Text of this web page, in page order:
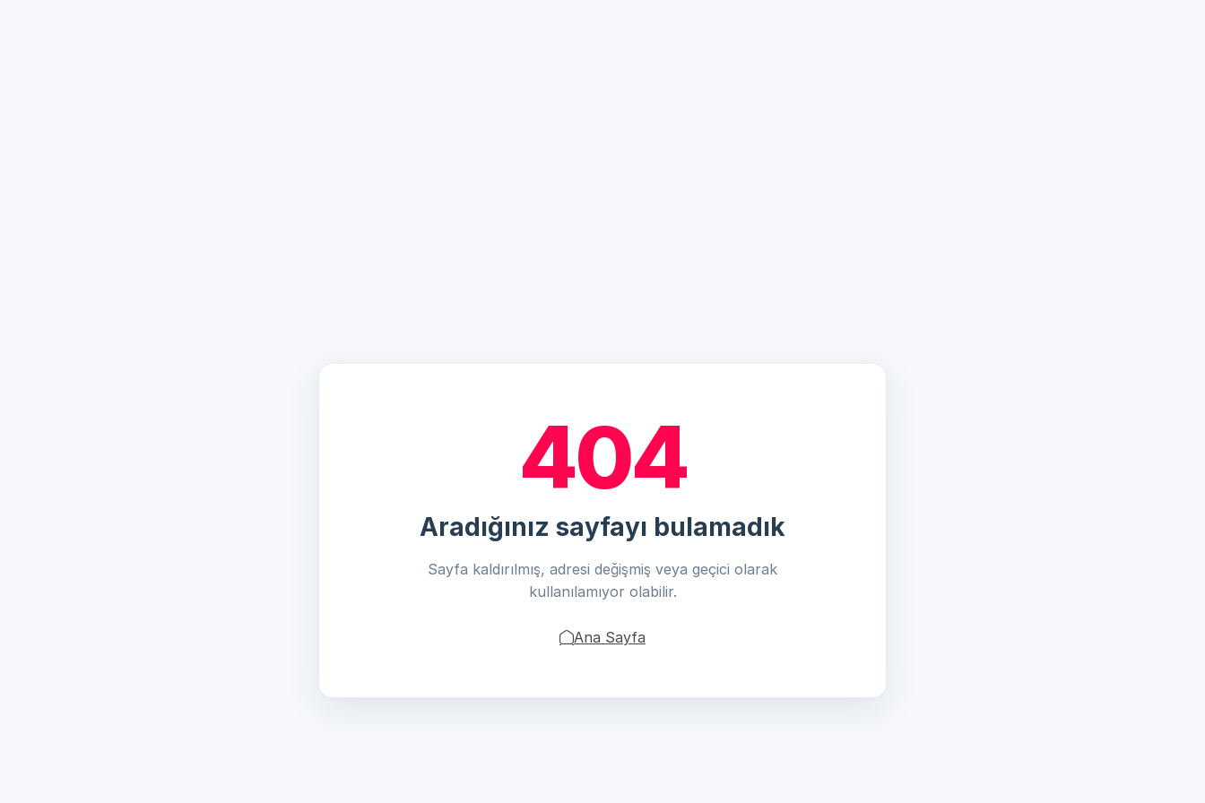
404
Aradığınız sayfayı bulamadık
Sayfa kaldırılmış, adresi değişmiş veya geçici olarak
kullanılamıyor olabilir.
Ana Sayfa